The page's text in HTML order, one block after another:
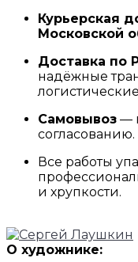
Курьерская
Московской
Доставка по
надёжные
Самовывоз —
согласованию.
Все работы
и хрупкости.
О художнике: